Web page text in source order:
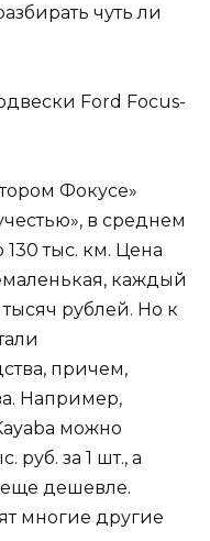
чуть ли
Фокусе»
в среднем
тыс. км. Цена
каждый
тысяч рублей. Но к
причем,
Например,
можно
руб. за 1 шт., а
еще дешевле.
многие другие